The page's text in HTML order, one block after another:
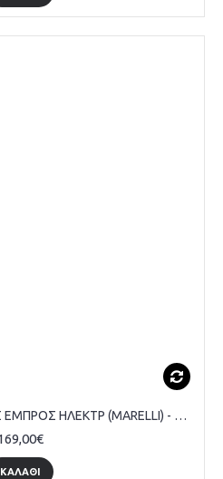
CITROEN C2 03-08 ΦΑΝΟΣ ΕΜΠΡΟΣ ΗΛΕΚΤΡ (MARELLI) - ΔΕΞΙ
ΚΑΛΆΘΙ